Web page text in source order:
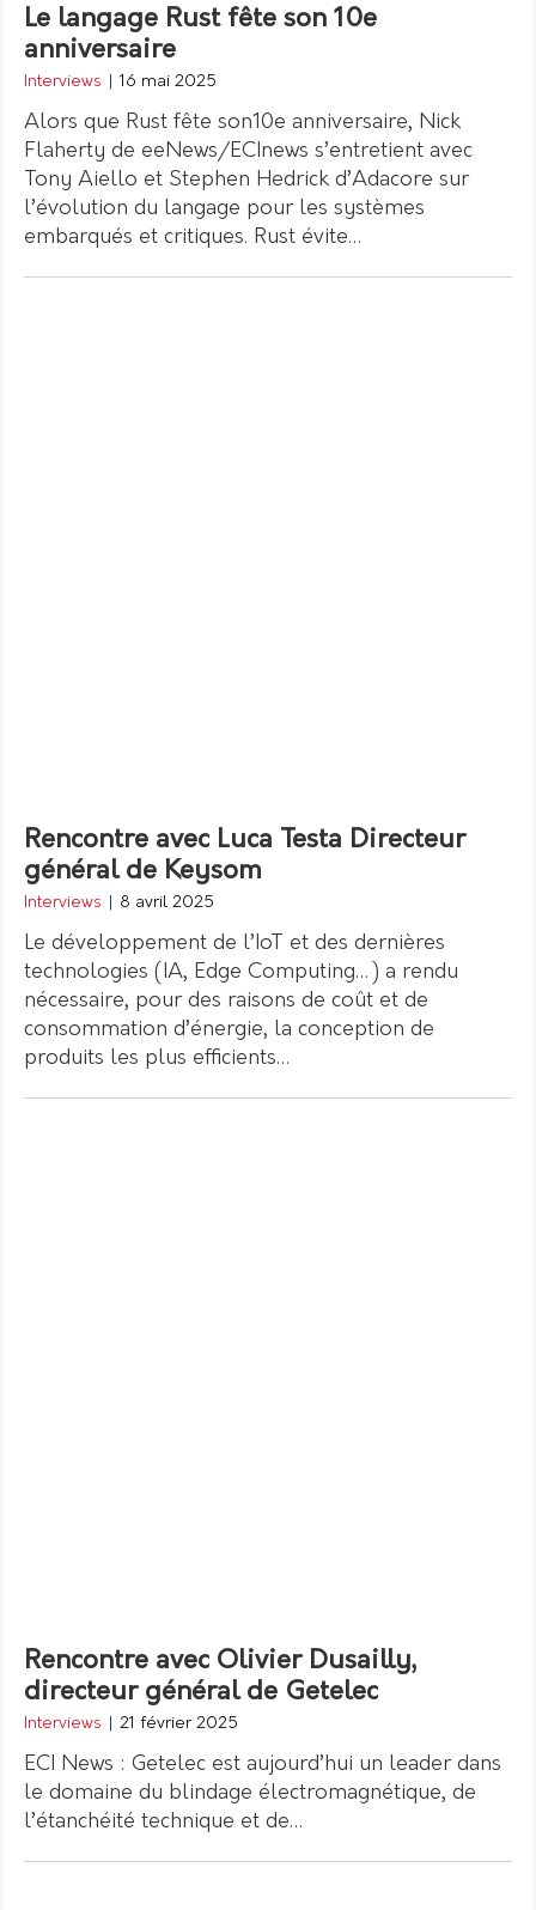
Le langage Rust fête son 10e
anniversaire
Interviews 16 mai 2025
Alors que Rust fête son10e anniversaire, Nick
Flaherty de eeNews/ECInews s’entretient avec
Tony Aiello et Stephen Hedrick d’Adacore sur
l’évolution du langage pour les systèmes
embarqués et critiques. Rust évite…
Rencontre avec Luca Testa Directeur
général de Keysom
Interviews 8 avril 2025
Le développement de l’IoT et des dernières
technologies (IA, Edge Computing…) a rendu
nécessaire, pour des raisons de coût et de
consommation d’énergie, la conception de
produits les plus efficients…
Rencontre avec Olivier Dusailly,
directeur général de Getelec
Interviews 21 février 2025
ECI News : Getelec est aujourd’hui un leader dans
le domaine du blindage électromagnétique, de
l’étanchéité technique et de…